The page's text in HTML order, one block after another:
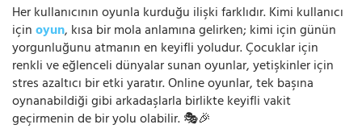
Her kullanıcının oyunla kurduğu ilişki farklıdır. Kimi kullanıcı
içinoyun, kısa bir mola anlamına gelirken; kimi için günün
yorgunluğunu atmanın en keyifli yoludur. Çocuklar için
renkli ve eğlenceli dünyalar sunan oyunlar, yetişkinler için
stres azaltıcı bir etki yaratır. Online oyunlar, tek başına
oynanabildiği gibi arkadaşlarla birlikte keyifli vakit
geçirmenin de bir yolu olabilir. 🎭🎉